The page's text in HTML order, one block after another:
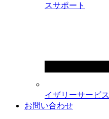
スサポート
イザリーサービス
お問い合わせ